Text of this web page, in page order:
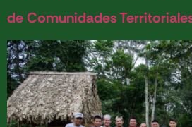
de Comunidades